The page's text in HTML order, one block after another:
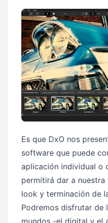
Es que DxO nos
software que puede
aplicación individual o
permitirá dar a
look y terminación de
Podremos disfrutar de